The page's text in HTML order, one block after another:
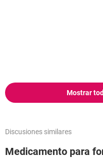
Mostrar
Discusiones similares
Medicamento para